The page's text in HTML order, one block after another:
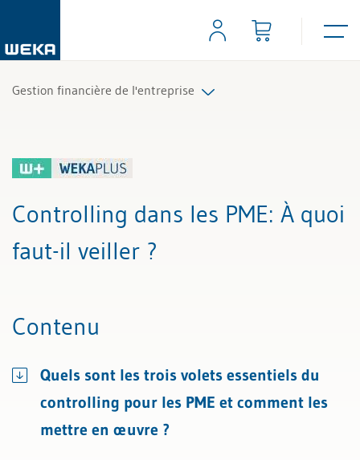
Gestion financière de l'entreprise
Controlling dans les PME: À quoi
faut-il veiller ?
Contenu
Quels sont les trois volets essentiels du
controlling pour les PME et comment les
mettre en œuvre ?